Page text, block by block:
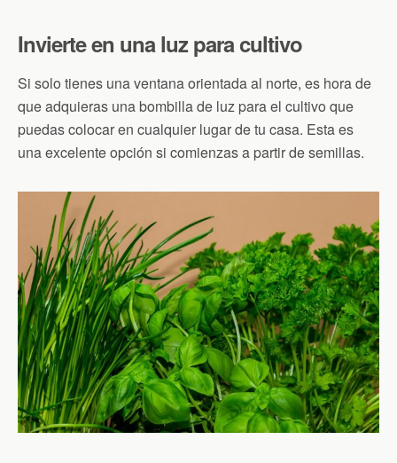
Invierte en una luz para cultivo
Si solo tienes una ventana orientada al norte, es hora de
que adquieras una bombilla de luz para el cultivo que
puedas colocar en cualquier lugar de tu casa. Esta es
una excelente opción si comienzas a partir de semillas.